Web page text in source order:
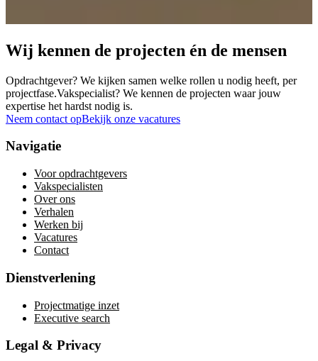
Wij kennen de projecten én de mensen
Opdrachtgever? We kijken samen welke rollen u nodig heeft, per
projectfase.Vakspecialist? We kennen de projecten waar jouw
expertise het hardst nodig is.
Neem contact opBekijk onze vacatures
Navigatie
Voor opdrachtgevers
Vakspecialisten
Over ons
Verhalen
Werken bij
Vacatures
Contact
Dienstverlening
Projectmatige inzet
Executive search
Legal & Privacy